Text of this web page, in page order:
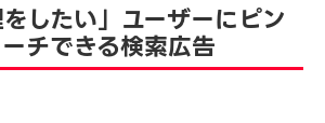
をしたい」ユーザーにピン
チできる検索広告